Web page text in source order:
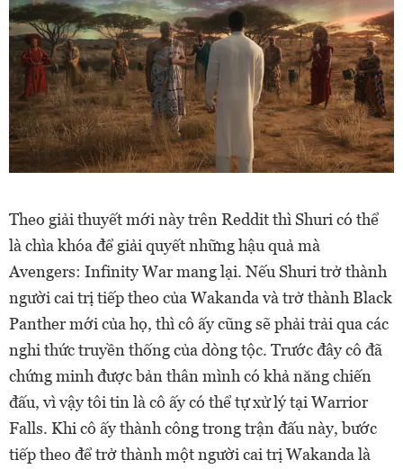
Theo giải thuyết mới này trên Reddit thì Shuri có thể
là chìa khóa để giải quyết những hậu quả mà
Avengers: Infinity War mang lại. Nếu Shuri trở thành
người cai trị tiếp theo của Wakanda và trở thành Black
Panther mới của họ, thì cô ấy cũng sẽ phải trải qua các
nghi thức truyền thống của dòng tộc. Trước đây cô đã
chứng minh được bản thân mình có khả năng chiến
đấu, vì vậy tôi tin là cô ấy có thể tự xử lý tại Warrior
Falls. Khi cô ấy thành công trong trận đấu này, bước
tiếp theo để trở thành một người cai trị Wakanda là